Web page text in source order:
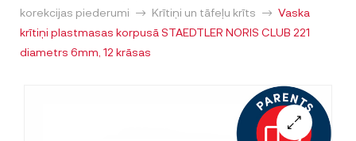
korekcijas piederumi
Krītiņi un tāfeļu krīts
Vaska
krītiņi plastmasas korpusā STAEDTLER NORIS CLUB 221
diametrs 6mm, 12 krāsas